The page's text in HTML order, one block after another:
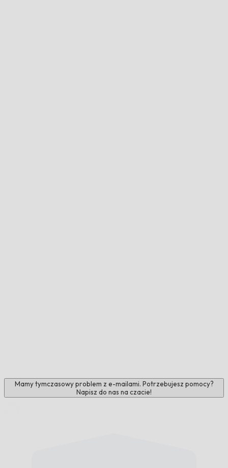
Mamy tymczasowy problem z e-mailami. Potrzebujesz pomocy?
Napisz do nas na czacie!